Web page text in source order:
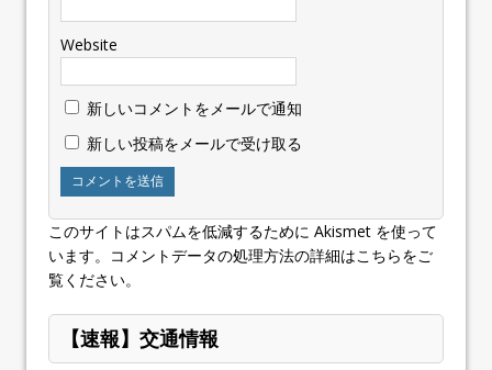
Website
新しいコメントをメールで通知
新しい投稿をメールで受け取る
このサイトはスパムを低減するために Akismet を使って
います。 コメントデータの処理方法の詳細はこちらをご
覧ください。
【速報】交通情報